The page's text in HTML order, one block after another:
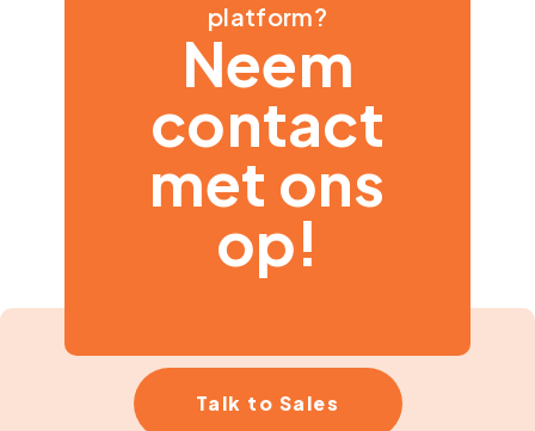
platform?
Neem
contact
met ons
op!
Talk to Sales